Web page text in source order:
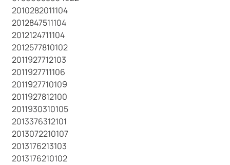
2010282011104
2012847511104
2012124711104
2012577810102
2011927712103
2011927711106
2011927710109
2011927812100
2011930310105
2013376312101
2013072210107
2013176213103
2013176210102